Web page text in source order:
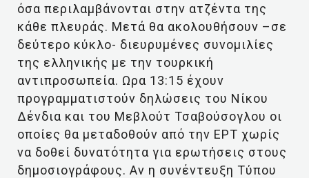
όσα περιλαμβάνονται στην ατζέντα της
κάθε πλευράς. Μετά θα ακολουθήσουν –σε
δεύτερο κύκλο- διευρυμένες συνομιλίες
της ελληνικής με την τουρκική
αντιπροσωπεία. Ωρα 13:15 έχουν
προγραμματιστούν δηλώσεις του Νίκου
Δένδια και του Μεβλούτ Τσαβούσογλου οι
οποίες θα μεταδοθούν από την ΕΡΤ χωρίς
να δοθεί δυνατότητα για ερωτήσεις στους
δημοσιογράφους. Αν η συνέντευξη Τύπου